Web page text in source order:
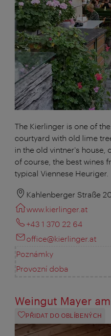
The Kierlinger is one of
courtyard with old lime
in the old vintner's house,
of course, the best wines
typical Viennese Heuriger.
Kahlenberger Straße
www.kierlinger.at
+43 1 370 22 64
office@kierlinger.at
Poznámky
Provozní doba
Weingut Mayer
PŘIDAT DO OBLÍBENÝCH